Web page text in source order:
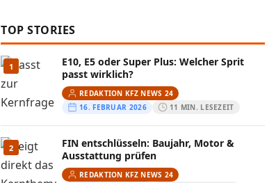
TOP STORIES
1
E10, E5 oder Super Plus: Welcher Sprit
passt wirklich?
REDAKTION KFZ NEWS 24
16. FEBRUAR 2026
11 MIN. LESEZEIT
2
FIN entschlüsseln: Baujahr, Motor &
Ausstattung prüfen
REDAKTION KFZ NEWS 24